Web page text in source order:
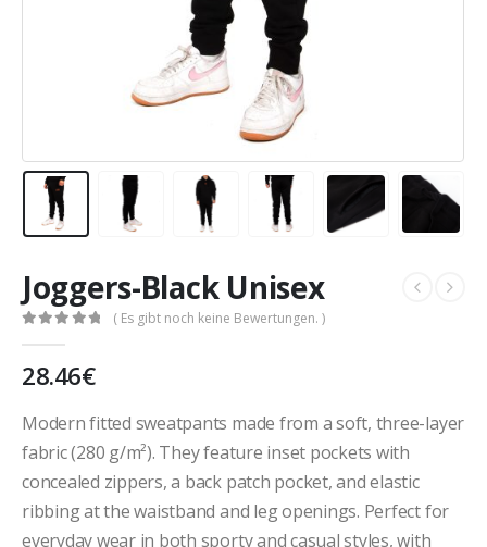
Joggers-Black Unisex
( Es gibt noch keine Bewertungen. )
28.46€
Modern fitted sweatpants made from a soft, three-layer
fabric (280 g/m²). They feature inset pockets with
concealed zippers, a back patch pocket, and elastic
ribbing at the waistband and leg openings. Perfect for
everyday wear in both sporty and casual styles, with